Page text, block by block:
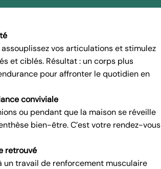
vos articulations et stimulez
et ciblés. Résultat : un corps plus
pour affronter le quotidien en
conviviale
ou pendant que la maison se réveille
bien-être. C’est votre rendez-vous
retrouvé
un travail de renforcement musculaire